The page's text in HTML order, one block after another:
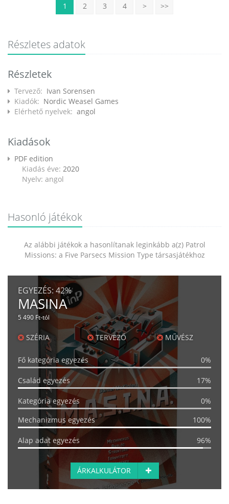
1 2 3 4 > >>
Részletes adatok
Részletek
Tervező: Ivan Sorensen
Kiadók: Nordic Weasel Games
Elérhető nyelvek: angol
Kiadások
PDF edition
Kiadás éve: 2020
Nyelv: angol
Hasonló játékok
Az alábbi játékok a hasonlítanak leginkább a(z) Patrol
Missions: a Five Parsecs Mission Type társasjátékhoz
EGYEZÉS: 42%
MASINA
5 490 Ft-tól
SZÉRIA TERVEZŐ MŰVÉSZ
Fő kategória egyezés 0%
Család egyezés 17%
Kategória egyezés
0%
Mechanizmus egyezés
100%
Alap adat egyezés 96%
ÁRKALKULÁTOR